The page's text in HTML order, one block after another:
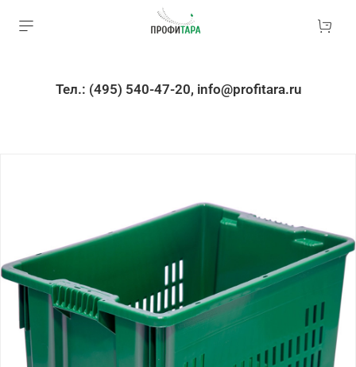
Тел.: (495) 540-47-20, info@profitara.ru